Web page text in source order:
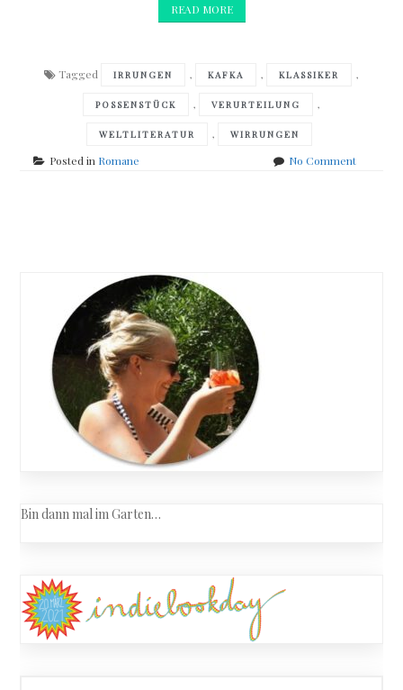
READ MORE
Tagged IRRUNGEN , KAFKA , KLASSIKER ,
POSSENSTÜCK , VERURTEILUNG ,
WELTLITERATUR , WIRRUNGEN
Posted in Romane No Commenton
navigation
Bin dann mal im Garten…